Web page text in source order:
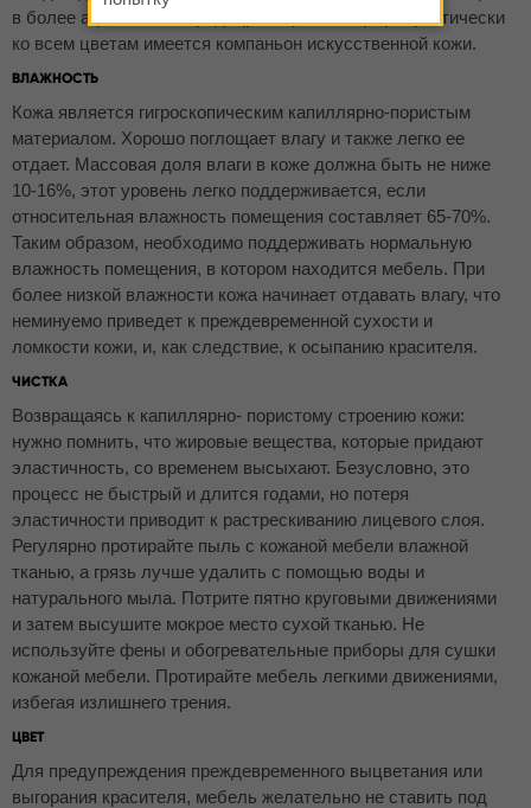
в более агрессивной среде (рестораны, бары). Практически
ко всем цветам имеется компаньон искусственной кожи.
ВЛАЖНОСТЬ
Кожа является гигроскопическим капиллярно-пористым
материалом. Хорошо поглощает влагу и также легко ее
отдает. Массовая доля влаги в коже должна быть не ниже
10-16%, этот уровень легко поддерживается, если
относительная влажность помещения составляет 65-70%.
Таким образом, необходимо поддерживать нормальную
влажность помещения, в котором находится мебель. При
более низкой влажности кожа начинает отдавать влагу, что
неминуемо приведет к преждевременной сухости и
ломкости кожи, и, как следствие, к осыпанию красителя.
ЧИСТКА
Возвращаясь к капиллярно- пористому строению кожи:
нужно помнить, что жировые вещества, которые придают
эластичность, со временем высыхают. Безусловно, это
процесс не быстрый и длится годами, но потеря
эластичности приводит к растрескиванию лицевого слоя.
Регулярно протирайте пыль с кожаной мебели влажной
тканью, а грязь лучше удалить с помощью воды и
натурального мыла. Потрите пятно круговыми движениями
и затем высушите мокрое место сухой тканью. Не
используйте фены и обогревательные приборы для сушки
кожаной мебели. Протирайте мебель легкими движениями,
избегая излишнего трения.
ЦВЕТ
Для предупреждения преждевременного выцветания или
выгорания красителя, мебель желательно не ставить под